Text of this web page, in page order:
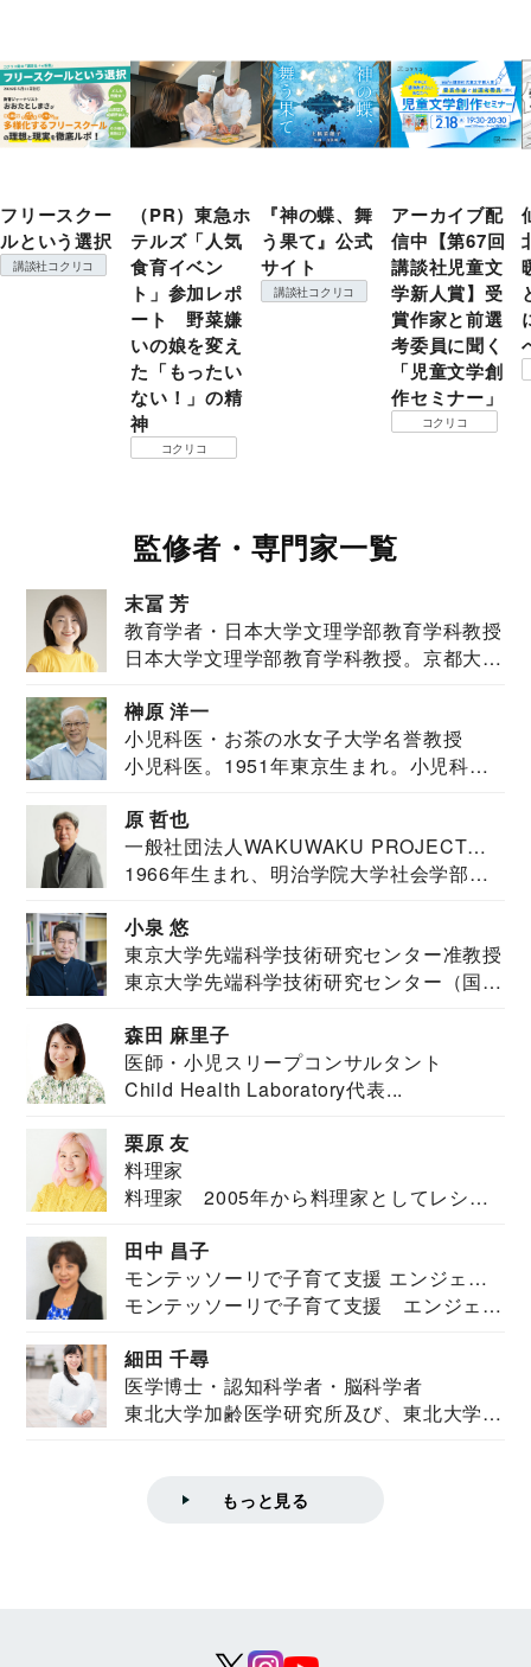
フリースクー
ルという選択
講談社コクリコ
（PR）東急ホ
テルズ「人気
食育イベン
ト」参加レポ
ート 野菜嫌
いの娘を変え
た「もったい
ない！」の精
神
コクリコ
『神の蝶、舞
う果て』公式
サイト
講談社コクリコ
アーカイブ配
信中【第67回
講談社児童文
学新人賞】受
賞作家と前選
考委員に聞く
「児童文学創
作セミナー」
コクリコ
監修者・専門家一覧
末冨 芳
教育学者・日本大学文理学部教育学科教授
日本大学文理学部教育学科教授。京都大学
榊原 洋一
小児科医・お茶の水女子大学名誉教授
小児科医。1951年東京生まれ。小児科
原 哲也
一般社団法人WAKUWAKU PROJECT
JAPAN代表・言語聴覚士・社会福祉士
1966年生まれ、明治学院大学社会学部福
小泉 悠
東京大学先端科学技術研究センター准教授
東京大学先端科学技術研究センター（国際
森田 麻里子
医師・小児スリープコンサルタント
Child Health Laboratory代表...
栗原 友
料理家
料理家 2005年から料理家としてレシピ
田中 昌子
モンテッソーリで子育て支援 エンジェル
ズハウス研究所所長
モンテッソーリで子育て支援 エンジェル
細田 千尋
医学博士・認知科学者・脳科学者
東北大学加齢医学研究所及び、東北大学大
もっと見る